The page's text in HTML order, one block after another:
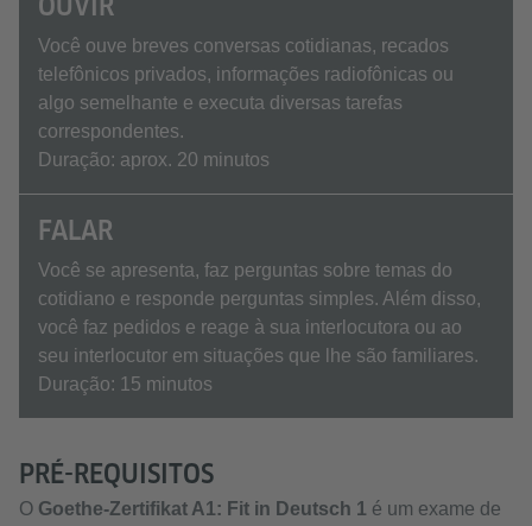
Você ouve breves conversas cotidianas, recados
telefônicos privados, informações radiofônicas ou
algo semelhante e executa diversas tarefas
correspondentes.
Duração: aprox. 20 minutos
FALAR
Você se apresenta, faz perguntas sobre temas do
cotidiano e responde perguntas simples. Além disso,
você faz pedidos e reage à sua interlocutora ou ao
seu interlocutor em situações que lhe são familiares.
Duração: 15 minutos
PRÉ-REQUISITOS
O Goethe-Zertifikat A1: Fit in Deutsch 1 é um exame de